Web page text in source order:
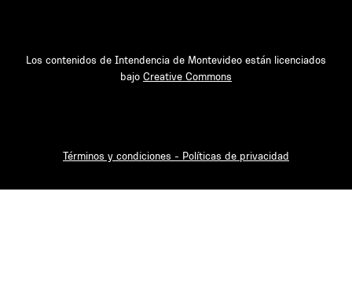
Los contenidos de Intendencia de Montevideo están licenciados
bajo Creative Commons
Términos y condiciones - Políticas de privacidad